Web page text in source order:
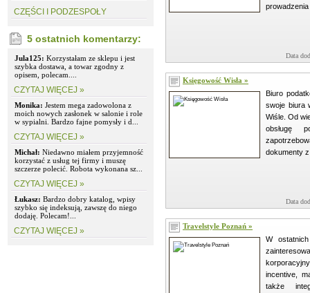
CZĘŚCI I PODZESPOŁY
5 ostatnich komentarzy:
Jula125: Korzystałam ze sklepu i jest
szybka dostawa, a towar zgodny z
opisem, polecam....
CZYTAJ WIĘCEJ »
Monika: Jestem mega zadowolona z
moich nowych zasłonek w salonie i role
w sypialni. Bardzo fajne pomysły i d...
CZYTAJ WIĘCEJ »
Michał: Niedawno miałem przyjemność
korzystać z usług tej firmy i muszę
szczerze polecić. Robota wykonana sz...
CZYTAJ WIĘCEJ »
Łukasz: Bardzo dobry katalog, wpisy
szybko się indeksują, zawszę do niego
dodaję. Polecam!...
CZYTAJ WIĘCEJ »
Data
Księgowość Wisła »
Biuro
swoje biura
Wiśle. Od
obsługę
dokumenty
Data
Travelstyle Poznań »
W
incentive,
także